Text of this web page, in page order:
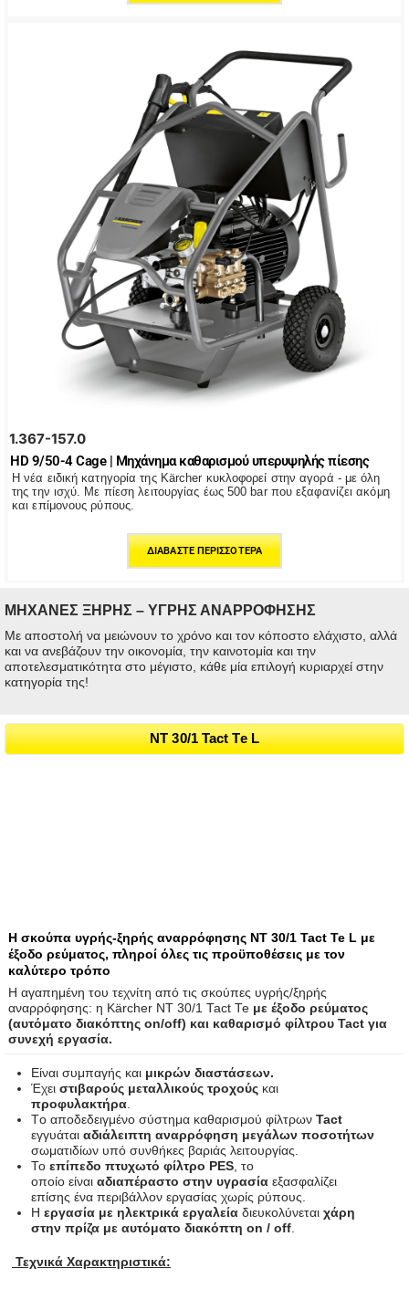
1.367-157.0
HD 9/50-4 Cage | Μηχάνημα καθαρισμού υπερυψηλής πίεσης
Η νέα ειδική κατηγορία της Kärcher κυκλοφορεί στην αγορά - με όλη
της την ισχύ. Με πίεση λειτουργίας έως 500 bar που εξαφανίζει ακόμη
και επίμονους ρύπους.
ΔΙΑΒΆΣΤΕ ΠΕΡΙΣΣΌΤΕΡΑ
ΜΗΧΑΝΕΣ ΞΗΡΗΣ – ΥΓΡΗΣ ΑΝΑΡΡΟΦΗΣΗΣ
Με αποστολή να μειώνουν το χρόνο και τον κόποστο ελάχιστο, αλλά
και να ανεβάζουν την οικονομία, την καινοτομία και την
αποτελεσματικότητα στο μέγιστο, κάθε μία επιλογή κυριαρχεί στην
κατηγορία της!
NT 30/1 Tact Te L
Η σκούπα υγρής-ξηρής αναρρόφησης NT 30/1 Tact Te L με
έξοδο ρεύματος, πληροί όλες τις προϋποθέσεις με τον
καλύτερο τρόπο
Η αγαπημένη του τεχνίτη από τις σκούπες υγρής/ξηρής
αναρρόφησης: η Kärcher NT 30/1 Tact Te με έξοδο ρεύματος
(αυτόματο διακόπτης on/off) και καθαρισμό φίλτρου Tact για
συνεχή εργασία.
Είναι συμπαγής και μικρών διαστάσεων.
Έχει στιβαρούς μεταλλικούς τροχούςκαι
προφυλακτήρα.
Tο αποδεδειγμένο σύστημα καθαρισμού φίλτρων Tact
εγγυάται αδιάλειπτη αναρρόφηση μεγάλων ποσοτήτων
σωματιδίων υπό συνθήκες βαριάς λειτουργίας.
To επίπεδο πτυχωτό φίλτρο PES, το
οποίο είναι αδιαπέραστο στην υγρασίαεξασφαλίζει
επίσης ένα περιβάλλον εργασίας χωρίς ρύπους.
Η εργασία με ηλεκτρικά εργαλείαδιευκολύνεται χάρη
στην πρίζα με αυτόματο διακόπτη on / off.
Τεχνικά Χαρακτηριστικά: